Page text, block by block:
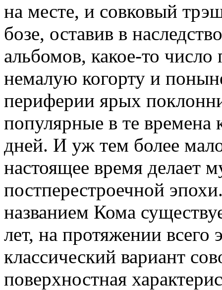
на месте, и совковый
бозе, оставив в
альбомов, какое-то
немалую когорту и
периферии ярых
популярные в те
дней. И уж тем более
настоящее время делает
постперестроечной
названием Кома
лет, на протяжении всего
классический вариант
поверхностная